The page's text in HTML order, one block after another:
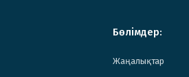
Бөлімдер:
Жаңалықтар